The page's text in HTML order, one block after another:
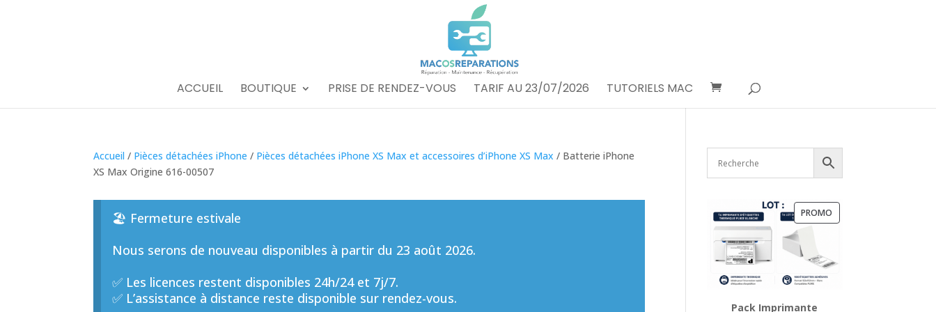
ACCUEIL BOUTIQUE PRISE DE RENDEZ-VOUS TARIF AU 23/07/2026 TUTORIELS MAC
Accueil / Pièces détachées iPhone / Pièces détachées iPhone XS Max et accessoires d’iPhone XS Max / Batterie iPhone
XS Max Origine 616-00507
🏖️ Fermeture estivale
Nous serons de nouveau disponibles à partir du 23 août 2026.
✅ Les licences restent disponibles 24h/24 et 7j/7.
✅ L’assistance à distance reste disponible sur rendez-vous.
PROMO
Pack Imprimante